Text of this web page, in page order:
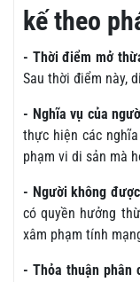
kế theo
- Thời điểm mở
Sau thời điểm này,
- Nghĩa vụ của
thực hiện các
phạm vi di sản mà
- Người không
có quyền hưởng
xâm phạm tính
- Thỏa thuận phân